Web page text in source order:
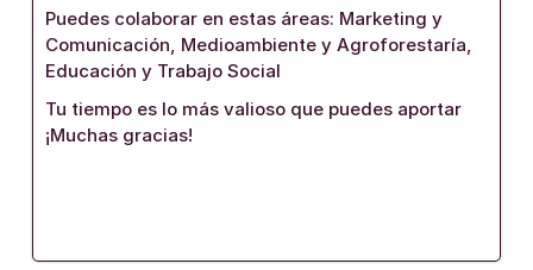
Puedes colaborar en estas áreas: Marketing y
Comunicación, Medioambiente y Agroforestaría,
Educación y Trabajo Social
Tu tiempo es lo más valioso que puedes aportar
¡Muchas gracias!